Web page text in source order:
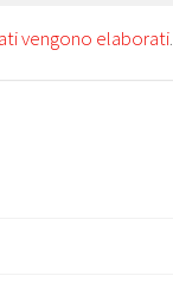
vengono elaborati.